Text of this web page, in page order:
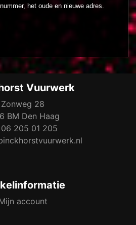
het oude en nieuwe adres.
Vuurwerk
Zonweg 28
BM Den Haag
06 205 01 205
account